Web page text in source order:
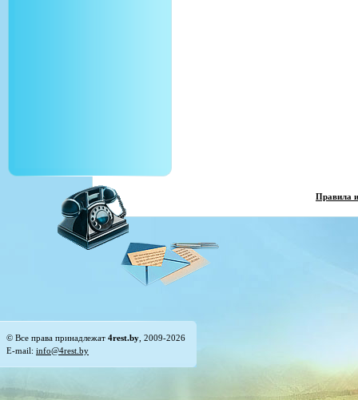
Правила
© Все права принадлежат 4rest.by , 2009-2026
E-mail: info@4rest.by